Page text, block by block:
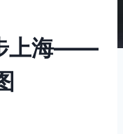
上海——